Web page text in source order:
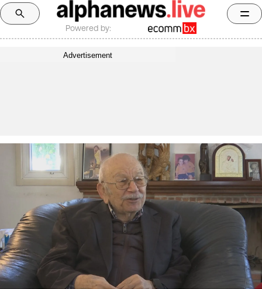
Powered by:
Advertisement